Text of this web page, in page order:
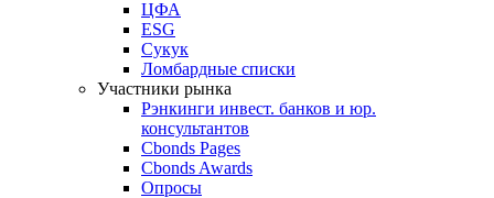
ЦФА
ESG
Сукук
Ломбардные списки
Участники рынка
Рэнкинги инвест. банков и юр.
консультантов
Cbonds Pages
Cbonds Awards
Опросы